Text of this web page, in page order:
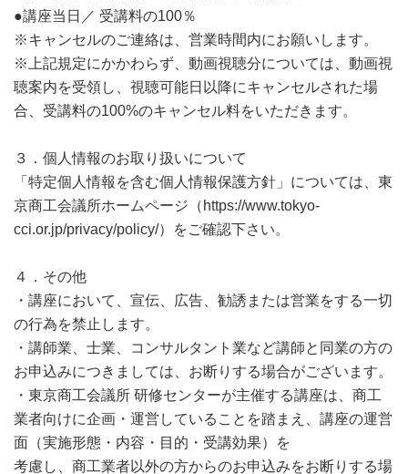
●講座当日／ 受講料の100％
※キャンセルのご連絡は、営業時間内にお願いします。
※上記規定にかかわらず、動画視聴分については、動画視
聴案内を受領し、視聴可能日以降にキャンセルされた場
合、受講料の100%のキャンセル料をいただきます。
３．個人情報のお取り扱いについて
「特定個人情報を含む個人情報保護方針」については、東
京商工会議所ホームページ（https://www.tokyo-
cci.or.jp/privacy/policy/）をご確認下さい。
４．その他
・講座において、宣伝、広告、勧誘または営業をする一切
の行為を禁止します。
・講師業、士業、コンサルタント業など講師と同業の方の
お申込みにつきましては、お断りする場合がございます。
・東京商工会議所 研修センターが主催する講座は、商工
業者向けに企画・運営していることを踏まえ、講座の運営
面（実施形態・内容・目的・受講効果）を
考慮し、商工業者以外の方からのお申込みをお断りする場